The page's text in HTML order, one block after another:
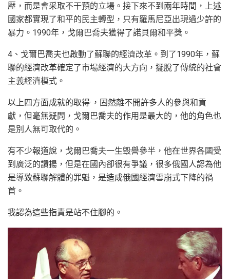
壓，而是會采取不干預的立場。接下來不到兩年時間，上述
國家都實現了和平的民主轉型，只有羅馬尼亞出現過少許的
暴力。1990年，戈爾巴喬夫獲得了諾貝爾和平獎。
4、戈爾巴喬夫也啟動了蘇聯的經濟改革。到了1990年，蘇
聯的經濟改革確定了市場經濟的大方向，擺脫了傳統的社會
主義經濟模式。
以上四方面成就的取得·，固然離不開許多人的參與和貢
獻，但毫無疑問，戈爾巴喬夫的作用是最大的，他的角色也
是別人無可取代的。
有不少報道說，戈爾巴喬夫一生毀譽參半，他在世界各國受
到廣泛的讚揚，但是在國內卻很有爭議，很多俄國人認為他
是導致蘇聯解體的罪魁，是造成俄國經濟雪崩式下降的禍
首。
我認為這些指責是站不住腳的。